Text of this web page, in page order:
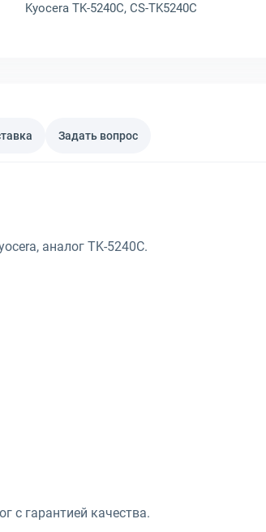
Kyocera TK-5240C, CS-TK5240C
Задать вопрос
аналог TK-5240C.
с гарантией качества.